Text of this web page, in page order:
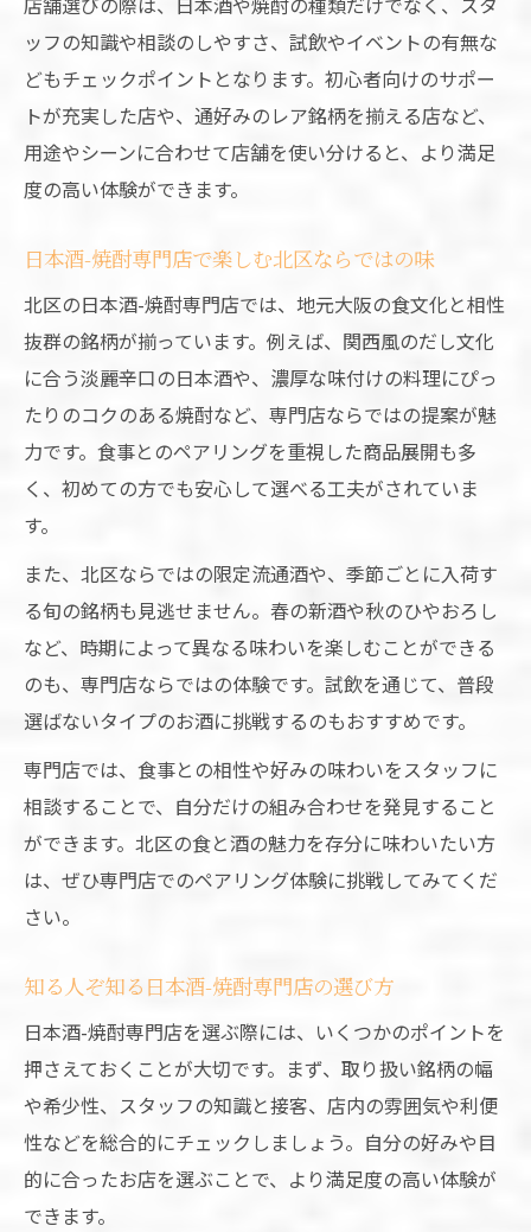
ッフの知識や相談のしやすさ、試飲やイベントの有無な
どもチェックポイントとなります。初心者向けのサポー
トが充実した店や、通好みのレア銘柄を揃える店など、
用途やシーンに合わせて店舗を使い分けると、より満足
度の高い体験ができます。
日本酒-焼酎専門店で楽しむ北区ならではの味
北区の日本酒-焼酎専門店では、地元大阪の食文化と相性
抜群の銘柄が揃っています。例えば、関西風のだし文化
に合う淡麗辛口の日本酒や、濃厚な味付けの料理にぴっ
たりのコクのある焼酎など、専門店ならではの提案が魅
力です。食事とのペアリングを重視した商品展開も多
く、初めての方でも安心して選べる工夫がされていま
す。
また、北区ならではの限定流通酒や、季節ごとに入荷す
る旬の銘柄も見逃せません。春の新酒や秋のひやおろし
など、時期によって異なる味わいを楽しむことができる
のも、専門店ならではの体験です。試飲を通じて、普段
選ばないタイプのお酒に挑戦するのもおすすめです。
専門店では、食事との相性や好みの味わいをスタッフに
相談することで、自分だけの組み合わせを発見すること
ができます。北区の食と酒の魅力を存分に味わいたい方
は、ぜひ専門店でのペアリング体験に挑戦してみてくだ
さい。
知る人ぞ知る日本酒-焼酎専門店の選び方
日本酒-焼酎専門店を選ぶ際には、いくつかのポイントを
押さえておくことが大切です。まず、取り扱い銘柄の幅
や希少性、スタッフの知識と接客、店内の雰囲気や利便
性などを総合的にチェックしましょう。自分の好みや目
的に合ったお店を選ぶことで、より満足度の高い体験が
できます。